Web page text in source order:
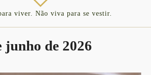
viver. Não viva para se vestir.
junho de 2026